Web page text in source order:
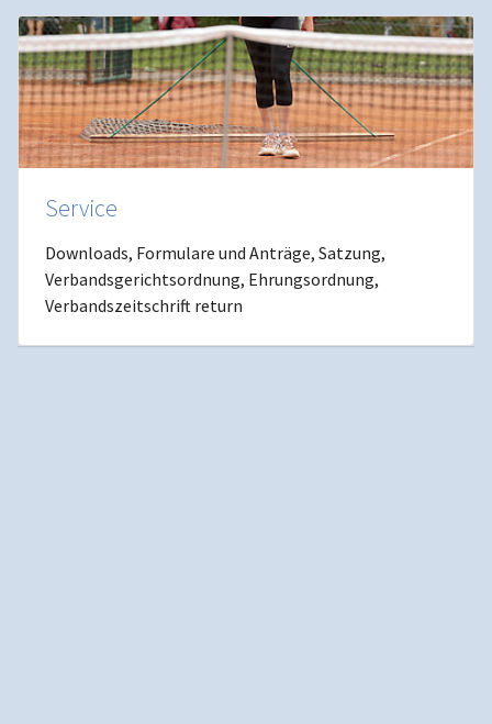
Service
Downloads, Formulare und Anträge, Satzung,
Verbandsgerichtsordnung, Ehrungsordnung,
Verbandszeitschrift return